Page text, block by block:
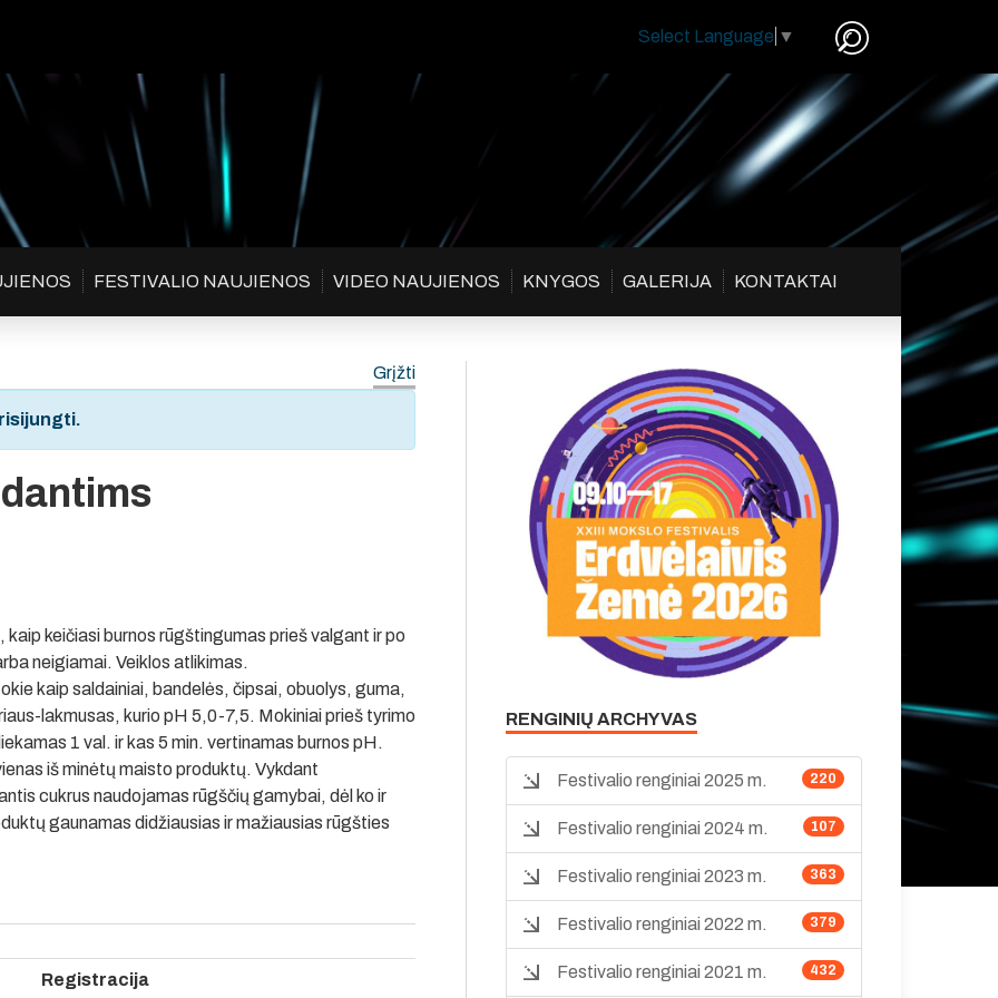
Select Language ▼
FESTIVALIO NAUJIENOS VIDEO NAUJIENOS KNYGOS GALERIJA KONTAKTAI
Grįžti
keičiasi burnos rūgštingumas prieš valgant ir po
neigiamai. Veiklos atlikimas.
kaip saldainiai, bandelės, čipsai, obuolys, guma,
lakmusas, kurio pH 5,0-7,5. Mokiniai prieš tyrimo
1 val. ir kas 5 min. vertinamas burnos pH.
iš minėtų maisto produktų. Vykdant
cukrus naudojamas rūgščių gamybai, dėl ko ir
gaunamas didžiausias ir mažiausias rūgšties
Registracija
RENGINIŲ ARCHYVAS
220
Festivalio renginiai 2025 m.
107
Festivalio renginiai 2024 m.
363
Festivalio renginiai 2023 m.
379
Festivalio renginiai 2022 m.
432
Festivalio renginiai 2021 m.